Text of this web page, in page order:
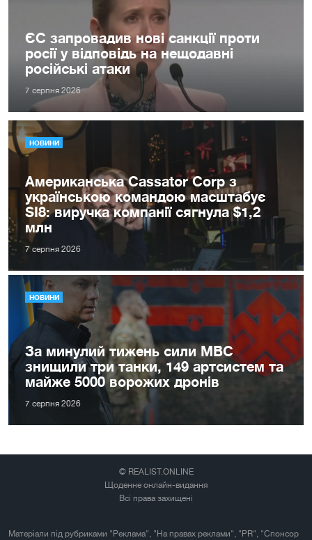
ЄС запровадив нові санкції проти
росії у відповідь на нещодавні
російські атаки
7 серпня 2026
НОВИНИ
Американська Cassator Corp з
українською командою масштабує
SI8: виручка компанії сягнула $1,2
млн
7 серпня 2026
НОВИНИ
За минулий тижень сили МВС
знищили три танки, 149 артсистем та
майже 5000 ворожих дронів
7 серпня 2026
© REALIST.ONLINE
Щоденне онлайн-видання
Всі права захищені
Матеріали під рубриками "Реклама", "На правах реклами", "PR", "Спонсор